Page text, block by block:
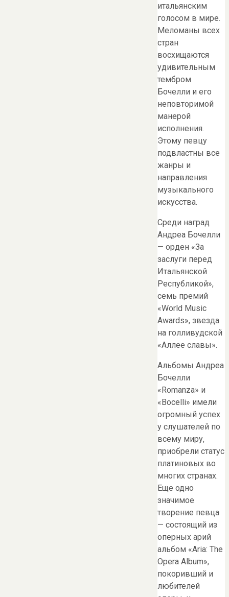
итальянским
голосом в мире.
Меломаны всех
стран
восхищаются
удивительным
тембром
Бочелли и его
неповторимой
манерой
исполнения.
Этому певцу
подвластны все
жанры и
направления
музыкального
искусства.
Среди наград
Андреа Бочелли
— орден «За
заслуги перед
Итальянской
Республикой»,
семь премий
«World Music
Awards», звезда
на голливудской
«Аллее славы».
Альбомы Андреа
Бочелли
«Romanza» и
«Bocelli» имели
огромный успех
у слушателей по
всему миру,
приобрели статус
платиновых во
многих странах.
Еще одно
значимое
творение певца
— состоящий из
оперных арий
альбом «Aria: The
Opera Album»,
покоривший и
любителей